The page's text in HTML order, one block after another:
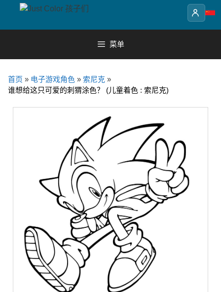
content
菜单
首页 » 电子游戏角色 » 索尼克 »
谁想给这只可爱的刺猬涂色？ (儿童着色 : 索尼克)